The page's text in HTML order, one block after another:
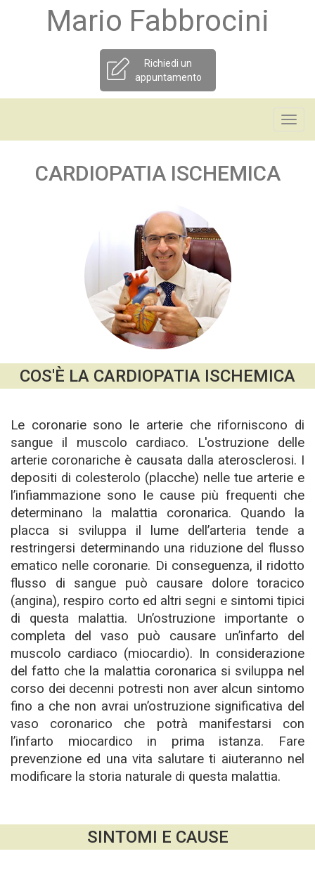
Mario Fabbrocini
Richiedi un
appuntamento
CARDIOPATIA ISCHEMICA
COS'È LA CARDIOPATIA ISCHEMICA
Le coronarie sono le arterie che riforniscono di
sangue il muscolo cardiaco. L'ostruzione delle
arterie coronariche è causata dalla aterosclerosi. I
depositi di colesterolo (placche) nelle tue arterie e
l’infiammazione sono le cause più frequenti che
determinano la malattia coronarica. Quando la
placca si sviluppa il lume dell’arteria tende a
restringersi determinando una riduzione del flusso
ematico nelle coronarie. Di conseguenza, il ridotto
flusso di sangue può causare dolore toracico
(angina), respiro corto ed altri segni e sintomi tipici
di questa malattia. Un’ostruzione importante o
completa del vaso può causare un’infarto del
muscolo cardiaco (miocardio). In considerazione
del fatto che la malattia coronarica si sviluppa nel
corso dei decenni potresti non aver alcun sintomo
fino a che non avrai un’ostruzione significativa del
vaso coronarico che potrà manifestarsi con
l’infarto miocardico in prima istanza. Fare
prevenzione ed una vita salutare ti aiuteranno nel
modificare la storia naturale di questa malattia.
SINTOMI E CAUSE